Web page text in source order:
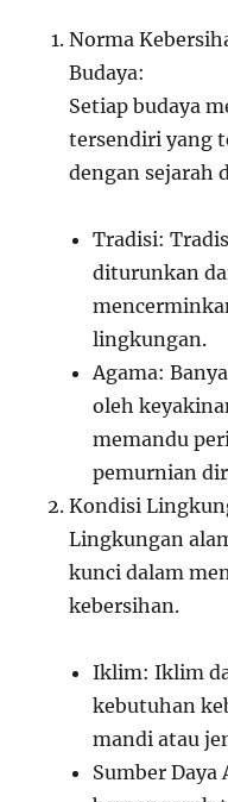
Norma
Budaya:
Setiap budaya
tersendiri yang
dengan sejarah
Tradisi:
diturunkan
lingkungan.
Agama:
oleh
memandu
pemurnian
Kondisi
Lingkungan
kunci dalam
kebersihan.
Iklim: Iklim
kebutuhan
mandi atau
Sumber Daya